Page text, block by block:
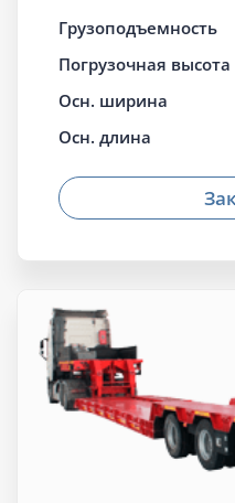
Грузоподъемность
Погрузочная высота
Осн. ширина
Осн. длина